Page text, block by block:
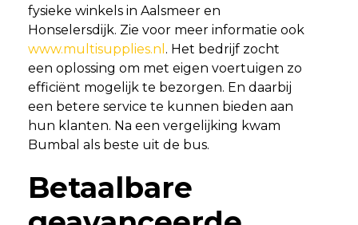
fysieke winkels in Aalsmeer en
Honselersdijk. Zie voor meer informatie ook
www.multisupplies.nl . Het bedrijf zocht
een oplossing om met eigen voertuigen zo
efficiënt mogelijk te bezorgen. En daarbij
een betere service te kunnen bieden aan
hun klanten. Na een vergelijking kwam
Bumbal als beste uit de bus.
Betaalbare